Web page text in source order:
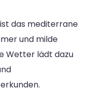
das mediterrane
und milde
Wetter lädt dazu